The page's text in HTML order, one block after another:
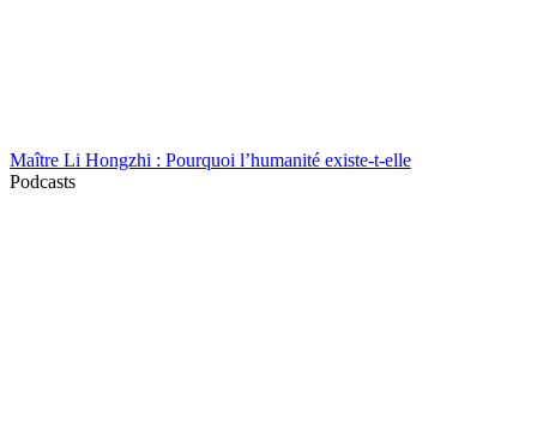
Maître Li Hongzhi : Pourquoi l’humanité existe-t-elle
Podcasts